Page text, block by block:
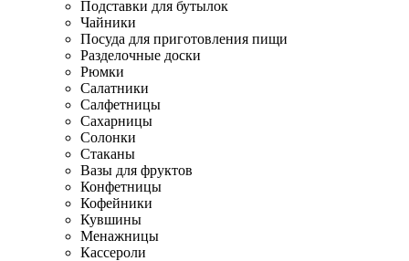
Подставки для бутылок
Чайники
Посуда для приготовления пищи
Разделочные доски
Рюмки
Салатники
Салфетницы
Сахарницы
Солонки
Стаканы
Вазы для фруктов
Конфетницы
Кофейники
Кувшины
Менажницы
Кассероли